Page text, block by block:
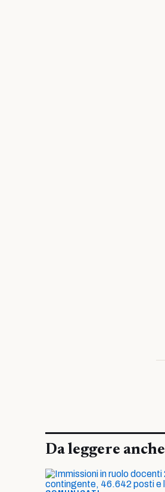
Da leggere anche